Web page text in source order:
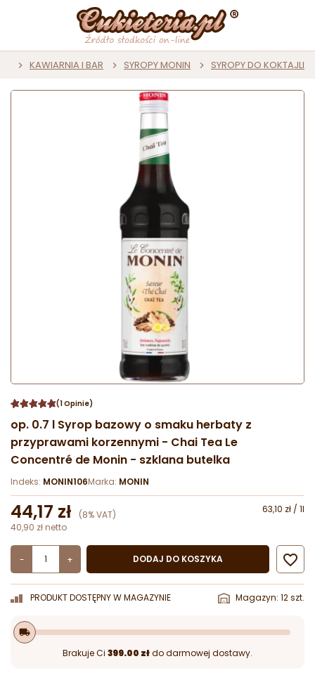
KAWIARNIA I BAR SYROPY MONIN SYROPY DO KOKTAJLI
(1 Opinie)
op. 0.7 l Syrop bazowy o smaku herbaty z
przyprawami korzennymi - Chai Tea Le
Concentré de Monin - szklana butelka
Indeks: MONIN106Marka: MONIN
44,17 zł (8% VAT)
63,10 zł / 1l
40,90 zł netto
- + DODAJ DO KOSZYKA 
PRODUKT DOSTĘPNY W MAGAZYNIE Magazyn: 12 szt.
local_shipping
Brakuje Ci 399.00 złdo darmowej dostawy.